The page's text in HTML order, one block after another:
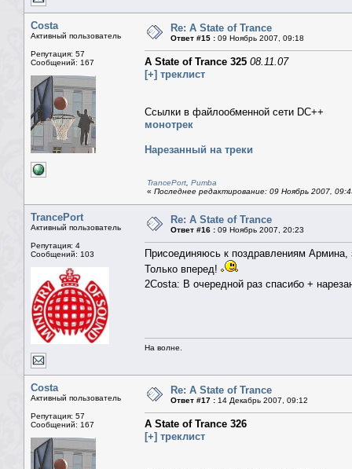
Costa
Активный пользователь
Репутация: 57
Сообщений: 167
Re: A State of Trance
Ответ #15 : 09 Ноябрь 2007, 09:18
A State of Trance 325 08.11.07
[+] треклист
Ссылки в файлообменной сети DC++
монотрек
Нарезанный на треки
TrancePort, Pumba
« Последнее редактирование: 09 Ноябрь 2007,
TrancePort
Активный пользователь
Репутация: 4
Сообщений: 103
Re: A State of Trance
Ответ #16 : 09 Ноябрь 2007, 20:23
Присоединяюсь к поздравлениям
Только вперед!
2Costa: В очередной раз спасибо +
На волне.
Costa
Активный пользователь
Репутация: 57
Сообщений: 167
Re: A State of Trance
Ответ #17 : 14 Декабрь 2007, 09:12
A State of Trance 326
[+] треклист